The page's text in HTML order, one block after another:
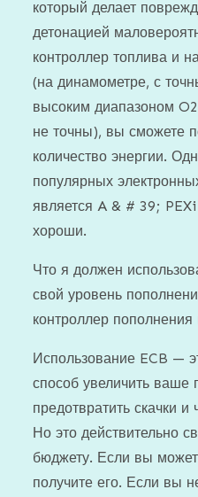
который делает
детонацией
контроллер топлива и
(на динамометре, с
высоким диапазоном
не точны), вы сможете
количество энергии.
популярных
является A & # 39;
хороши.
Что я должен
свой уровень
контроллер пополнения
Использование ECB —
способ увеличить ваше
предотвратить скачки
Но это действительно
бюджету. Если вы
получите его. Если вы